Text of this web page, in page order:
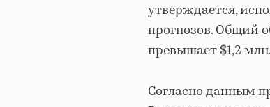
утверждается,
прогнозов. Общий
превышает $1,2
Согласно данным